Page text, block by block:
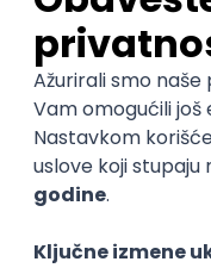
Najnoviji
inboxu